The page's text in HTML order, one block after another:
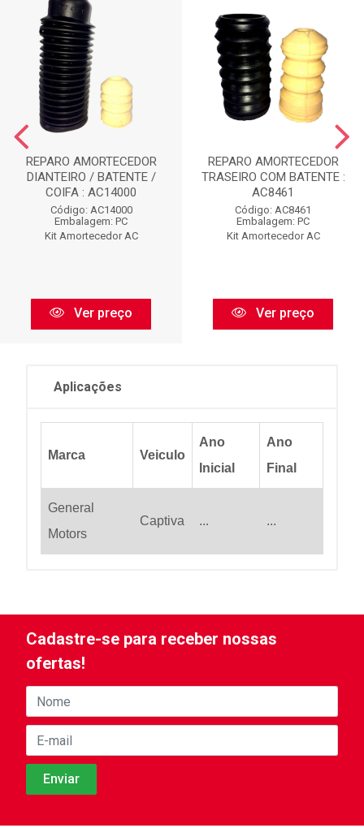
REPARO AMORTECEDOR
DIANTEIRO / BATENTE /
COIFA : AC14000
Código: AC14000
Embalagem: PC
Kit Amortecedor AC
Ver preço
REPARO AMORTECEDOR
TRASEIRO COM BATENTE :
AC8461
Código: AC8461
Embalagem: PC
Kit Amortecedor AC
Ver preço
Aplicações
Marca Veiculo
Ano
Inicial
Ano
Final
General
Motors
Captiva ... ...
Cadastre-se para receber nossas
ofertas!